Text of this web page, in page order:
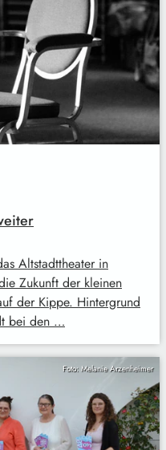
Altstadttheater in
Zukunft der kleinen
der Kippe. Hintergrund
bei den …
Foto: Melanie Arzenheimer